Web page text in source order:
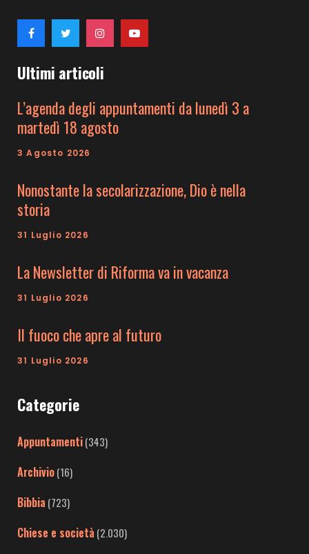
Ultimi articoli
L’agenda degli appuntamenti da lunedì 3 a
martedì 18 agosto
3 Agosto 2026
Nonostante la secolarizzazione, Dio è nella
storia
31 Luglio 2026
La Newsletter di Riforma va in vacanza
31 Luglio 2026
Il fuoco che apre al futuro
31 Luglio 2026
Categorie
Appuntamenti(343)
Archivio(16)
Bibbia (723)
Chiese e società (2.030)